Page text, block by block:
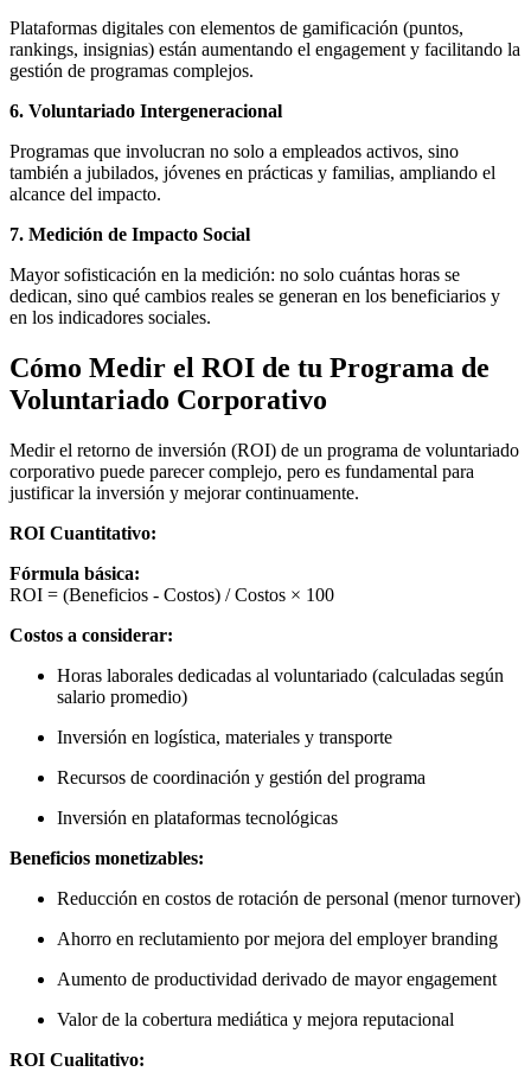
Plataformas digitales con elementos de gamificación (puntos,
rankings, insignias) están aumentando el engagement y facilitando la
gestión de programas complejos.
6. Voluntariado Intergeneracional
Programas que involucran no solo a empleados activos, sino
también a jubilados, jóvenes en prácticas y familias, ampliando el
alcance del impacto.
7. Medición de Impacto Social
Mayor sofisticación en la medición: no solo cuántas horas se
dedican, sino qué cambios reales se generan en los beneficiarios y
en los indicadores sociales.
Cómo Medir el ROI de tu Programa de
Voluntariado Corporativo
Medir el retorno de inversión (ROI) de un programa de voluntariado
corporativo puede parecer complejo, pero es fundamental para
justificar la inversión y mejorar continuamente.
ROI Cuantitativo:
Fórmula básica:
ROI = (Beneficios - Costos) / Costos × 100
Costos a considerar:
Horas laborales dedicadas al voluntariado (calculadas según
salario promedio)
Inversión en logística, materiales y transporte
Recursos de coordinación y gestión del programa
Inversión en plataformas tecnológicas
Beneficios monetizables:
Reducción en costos de rotación de personal (menor turnover)
Ahorro en reclutamiento por mejora del employer branding
Aumento de productividad derivado de mayor engagement
Valor de la cobertura mediática y mejora reputacional
ROI Cualitativo: